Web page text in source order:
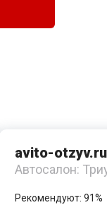
avito-otzyv.ru
Автосалон:
Рекомендуют: 91%